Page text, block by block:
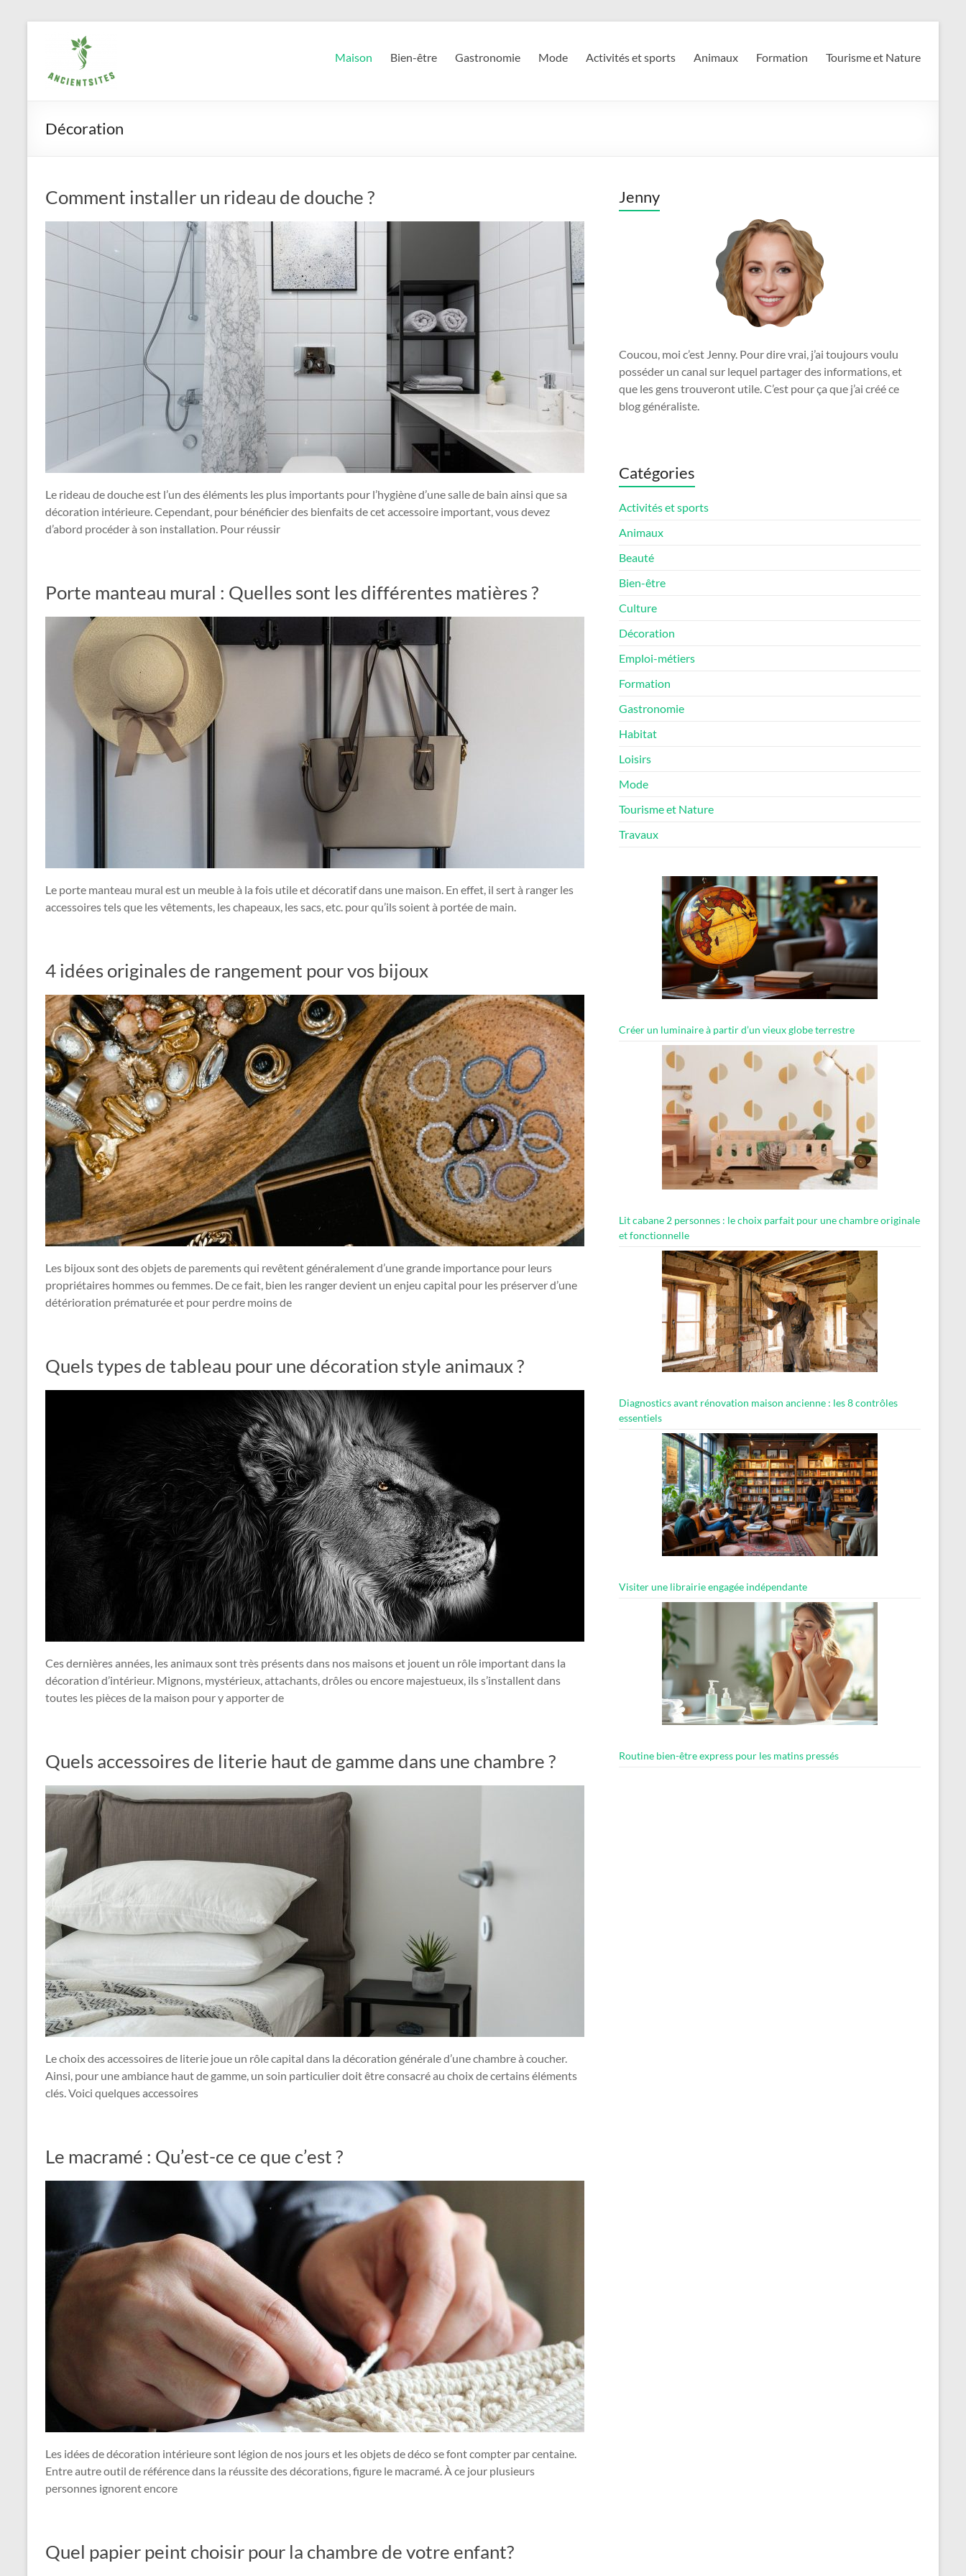
ancientsites.eu Maison Bien-être Gastronomie Mode Activités et sports Animaux Formation Tourisme et Nature
Décoration
Comment installer un rideau de douche ?
Le rideau de douche est l’un des éléments les plus importants pour l’hygiène d’une salle de bain ainsi que sa
décoration intérieure. Cependant, pour bénéficier des bienfaits de cet accessoire important, vous devez
d’abord procéder à son installation. Pour réussir
Porte manteau mural : Quelles sont les différentes matières ?
Le porte manteau mural est un meuble à la fois utile et décoratif dans une maison. En effet, il sert à ranger les
accessoires tels que les vêtements, les chapeaux, les sacs, etc. pour qu’ils soient à portée de main.
4 idées originales de rangement pour vos bijoux
Les bijoux sont des objets de parements qui revêtent généralement d’une grande importance pour leurs
propriétaires hommes ou femmes. De ce fait, bien les ranger devient un enjeu capital pour les préserver d’une
détérioration prématurée et pour perdre moins de
Quels types de tableau pour une décoration style animaux ?
Ces dernières années, les animaux sont très présents dans nos maisons et jouent un rôle important dans la
décoration d’intérieur. Mignons, mystérieux, attachants, drôles ou encore majestueux, ils s’installent dans
toutes les pièces de la maison pour y apporter de
Quels accessoires de literie haut de gamme dans une chambre ?
Le choix des accessoires de literie joue un rôle capital dans la décoration générale d’une chambre à coucher.
Ainsi, pour une ambiance haut de gamme, un soin particulier doit être consacré au choix de certains éléments
clés. Voici quelques accessoires
Le macramé : Qu’est-ce ce que c’est ?
Les idées de décoration intérieure sont légion de nos jours et les objets de déco se font compter par centaine.
Entre autre outil de référence dans la réussite des décorations, figure le macramé. À ce jour plusieurs
personnes ignorent encore
Quel papier peint choisir pour la chambre de votre enfant?
Jenny
Coucou, moi c’est Jenny. Pour dire vrai, j’ai toujours voulu
posséder un canal sur lequel partager des informations, et
que les gens trouveront utile. C’est pour ça que j’ai créé ce
blog généraliste.
Catégories
Activités et sports
Animaux
Beauté
Bien-être
Culture
Décoration
Emploi-métiers
Formation
Gastronomie
Habitat
Loisirs
Mode
Tourisme et Nature
Travaux
Créer un luminaire à partir d’un vieux globe terrestre
Lit cabane 2 personnes : le choix parfait pour une chambre originale
et fonctionnelle
Diagnostics avant rénovation maison ancienne : les 8 contrôles
essentiels
Visiter une librairie engagée indépendante
Routine bien-être express pour les matins pressés